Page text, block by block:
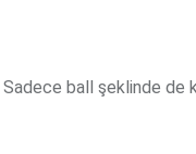
Sadece ball şeklinde de